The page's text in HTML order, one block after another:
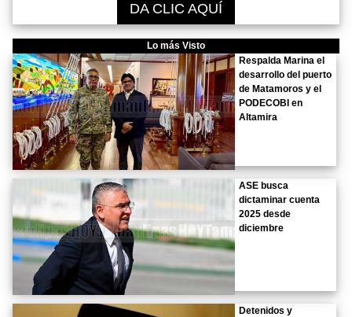
DA CLIC AQUÍ
Lo más Visto
Respalda Marina el
desarrollo del puerto
de Matamoros y el
PODECOBI en
Altamira
ASE busca
dictaminar cuenta
2025 desde
diciembre
Detenidos y